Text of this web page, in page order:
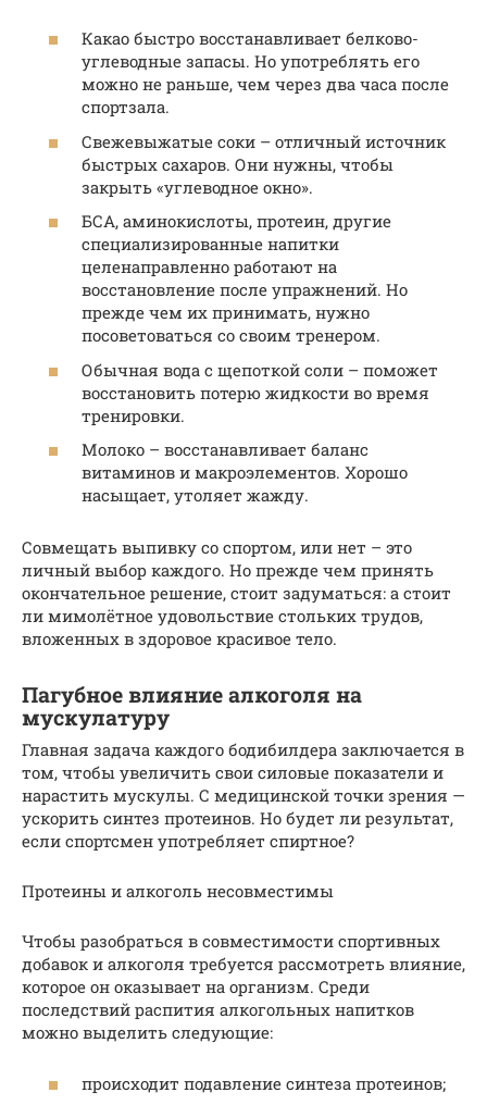
Какао быстро восстанавливает белково-
углеводные запасы. Но употреблять его
можно не раньше, чем через два часа после
спортзала.
Свежевыжатые соки – отличный источник
быстрых сахаров. Они нужны, чтобы
закрыть «углеводное окно».
БСА, аминокислоты, протеин, другие
специализированные напитки
целенаправленно работают на
восстановление после упражнений. Но
прежде чем их принимать, нужно
посоветоваться со своим тренером.
Обычная вода с щепоткой соли – поможет
восстановить потерю жидкости во время
тренировки.
Молоко – восстанавливает баланс
витаминов и макроэлементов. Хорошо
насыщает, утоляет жажду.
Совмещать выпивку со спортом, или нет – это
личный выбор каждого. Но прежде чем принять
окончательное решение, стоит задуматься: а стоит
ли мимолётное удовольствие стольких трудов,
вложенных в здоровое красивое тело.
Пагубное влияние алкоголя на
мускулатуру
Главная задача каждого бодибилдера заключается в
том, чтобы увеличить свои силовые показатели и
нарастить мускулы. С медицинской точки зрения —
ускорить синтез протеинов. Но будет ли результат,
если спортсмен употребляет спиртное?
Протеины и алкоголь несовместимы
Чтобы разобраться в совместимости спортивных
добавок и алкоголя требуется рассмотреть влияние,
которое он оказывает на организм. Среди
последствий распития алкогольных напитков
можно выделить следующие:
происходит подавление синтеза протеинов;